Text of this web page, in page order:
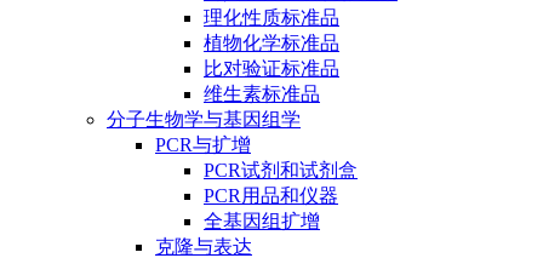
理化性质标准品
植物化学标准品
比对验证标准品
维生素标准品
分子生物学与基因组学
PCR与扩增
PCR试剂和试剂盒
PCR用品和仪器
全基因组扩增
克隆与表达